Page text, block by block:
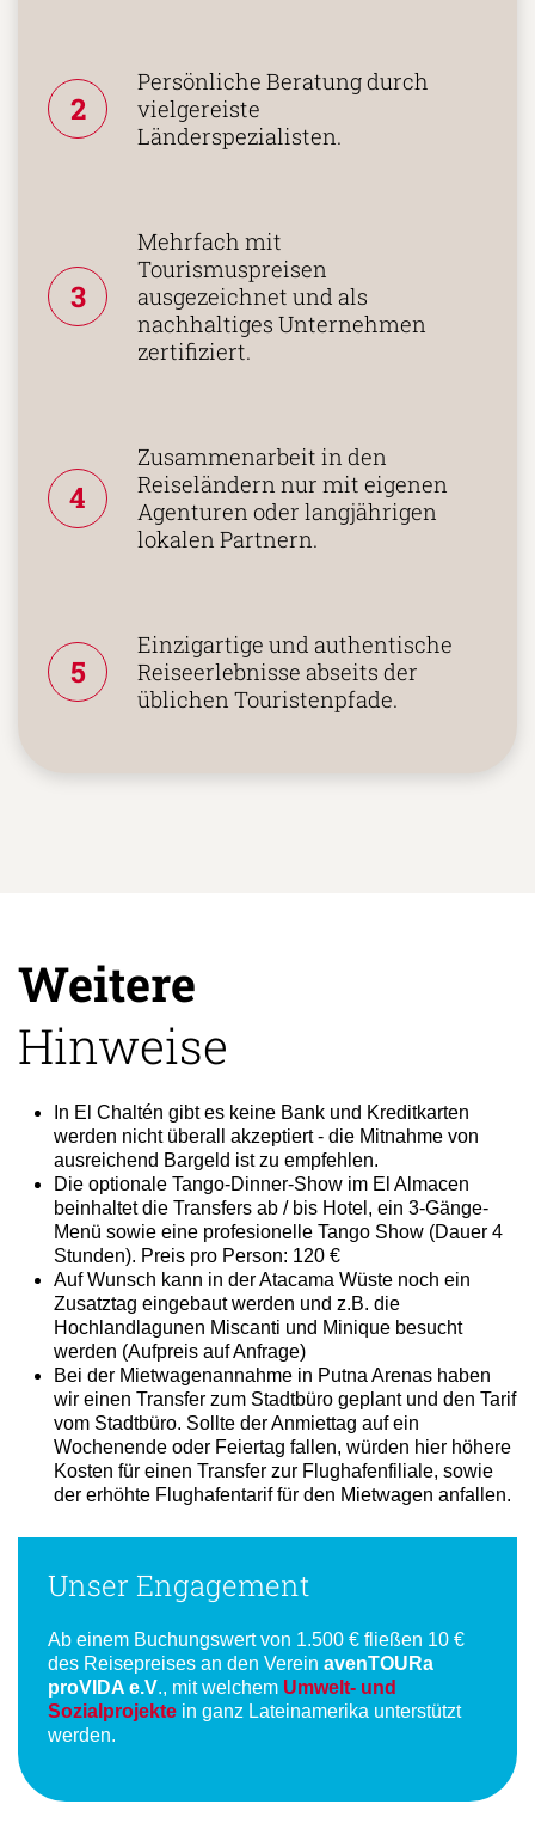
2
Persönliche Beratung durch
vielgereiste
Länderspezialisten.
3
Mehrfach mit
Tourismuspreisen
ausgezeichnet und als
nachhaltiges Unternehmen
zertifiziert.
4
Zusammenarbeit in den
Reiseländern nur mit eigenen
Agenturen oder langjährigen
lokalen Partnern.
5
Einzigartige und authentische
Reiseerlebnisse abseits der
üblichen Touristenpfade.
Weitere
Hinweise
In El Chaltén gibt es keine Bank und Kreditkarten
werden nicht überall akzeptiert - die Mitnahme von
ausreichend Bargeld ist zu empfehlen.
Die optionale Tango-Dinner-Show im El Almacen
beinhaltet die Transfers ab / bis Hotel, ein 3-Gänge-
Menü sowie eine profesionelle Tango Show (Dauer 4
Stunden). Preis pro Person: 120 €
Auf Wunsch kann in der Atacama Wüste noch ein
Zusatztag eingebaut werden und z.B. die
Hochlandlagunen Miscanti und Minique besucht
werden (Aufpreis auf Anfrage)
Bei der Mietwagenannahme in Putna Arenas haben
wir einen Transfer zum Stadtbüro geplant und den Tarif
vom Stadtbüro. Sollte der Anmiettag auf ein
Wochenende oder Feiertag fallen, würden hier höhere
Kosten für einen Transfer zur Flughafenfiliale, sowie
der erhöhte Flughafentarif für den Mietwagen anfallen.
Unser Engagement
Ab einem Buchungswert von 1.500 € fließen 10 €
des Reisepreises an den Verein avenTOURa
proVIDA e.V., mit welchem Umwelt- und
Sozialprojekte in ganz Lateinamerika unterstützt
werden.